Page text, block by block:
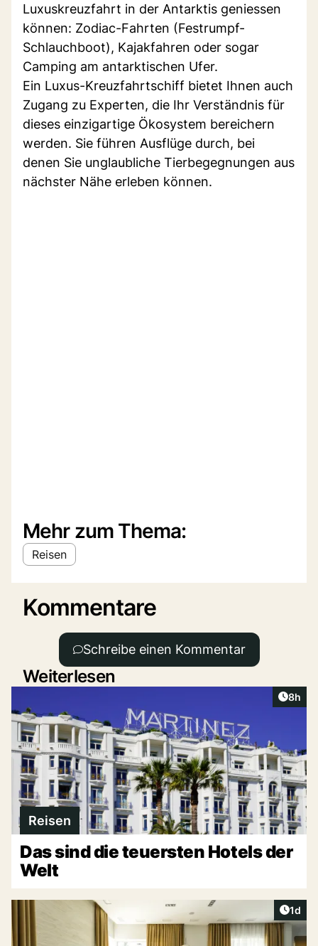
Luxuskreuzfahrt in der Antarktis geniessen
können: Zodiac-Fahrten (Festrumpf-
Schlauchboot), Kajakfahren oder sogar
Camping am antarktischen Ufer.
Ein Luxus-Kreuzfahrtschiff bietet Ihnen auch
Zugang zu Experten, die Ihr Verständnis für
dieses einzigartige Ökosystem bereichern
werden. Sie führen Ausflüge durch, bei
denen Sie unglaubliche Tierbegegnungen aus
nächster Nähe erleben können.
Mehr zum Thema:
Reisen
Kommentare
Schreibe einen Kommentar
Weiterlesen
8h
Reisen
Das sind die teuersten Hotels der
Welt
1d